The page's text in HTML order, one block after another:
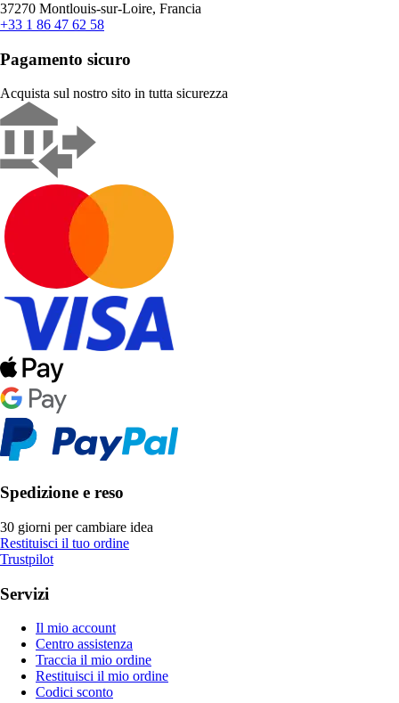
37270 Montlouis-sur-Loire, Francia
+33 1 86 47 62 58
Pagamento sicuro
Acquista sul nostro sito in tutta sicurezza
Spedizione e reso
30 giorni per cambiare idea
Restituisci il tuo ordine
Trustpilot
Servizi
Il mio account
Centro assistenza
Traccia il mio ordine
Restituisci il mio ordine
Codici sconto